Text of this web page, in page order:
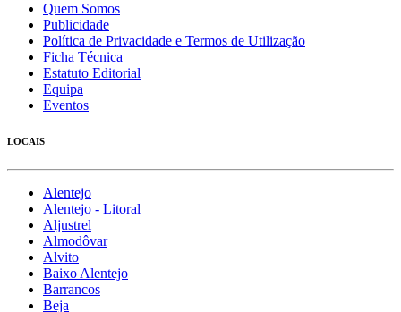
Quem Somos
Publicidade
Política de Privacidade e Termos de Utilização
Ficha Técnica
Estatuto Editorial
Equipa
Eventos
LOCAIS
Alentejo
Alentejo - Litoral
Aljustrel
Almodôvar
Alvito
Baixo Alentejo
Barrancos
Beja